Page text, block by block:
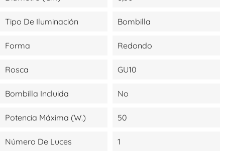
Tipo De Iluminación Bombilla
Forma Redondo
Rosca GU10
Bombilla Incluida No
Potencia Máxima (W.) 50
Número De Luces 1